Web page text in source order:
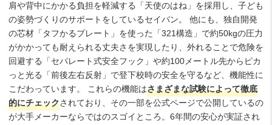
肩や背中にかかる負担を軽減する「天使のはね」を採用し、子ども
の姿勢づくりのサポートをしているセイバン。 他にも、独自開発
の芯材「タフかるプレート」を使った「321構造」で約50kgの圧力
がかかっても耐えられる丈夫さを実現したり、外れることで危険を
回避する「セパレート式安全フック」や約100メートル先からピカ
っと光る「前後左右反射」で登下校時の安全を守るなど、機能性に
こだわっています。 これらの機能はさまざまな試験によって徹底
的にチェックされており、その一部を公式ページで公開しているの
が大手メーカーならではのスゴイところ。6年間の安心が実証され